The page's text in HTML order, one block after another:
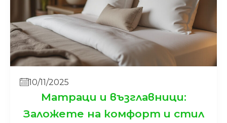
10/11/2025
Матраци и възглавници:
Заложете на комфорт и стил